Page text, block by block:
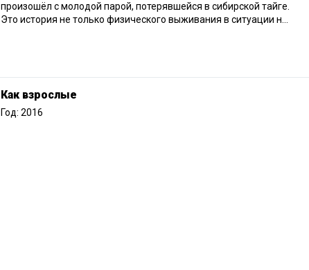
произошёл с молодой парой, потерявшейся в сибирской тайге.
Это история не только физического выживания в ситуации н...
Как взрослые
Год: 2016